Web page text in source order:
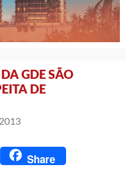
GDE SÃO
DE
PrintFriendly
Share